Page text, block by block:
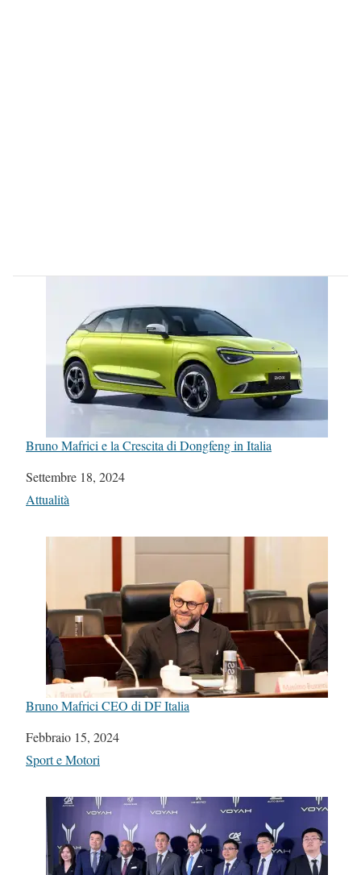
Bruno Mafrici e la Crescita di Dongfeng in Italia
Data
Settembre 18, 2024
In relazione a
Attualità
Bruno Mafrici CEO di DF Italia
Data
Febbraio 15, 2024
In relazione a
Sport e Motori